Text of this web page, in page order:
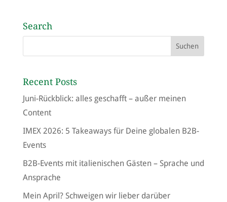
Search
Recent Posts
Juni-Rückblick: alles geschafft – außer meinen
Content
IMEX 2026: 5 Takeaways für Deine globalen B2B-
Events
B2B-Events mit italienischen Gästen – Sprache und
Ansprache
Mein April? Schweigen wir lieber darüber